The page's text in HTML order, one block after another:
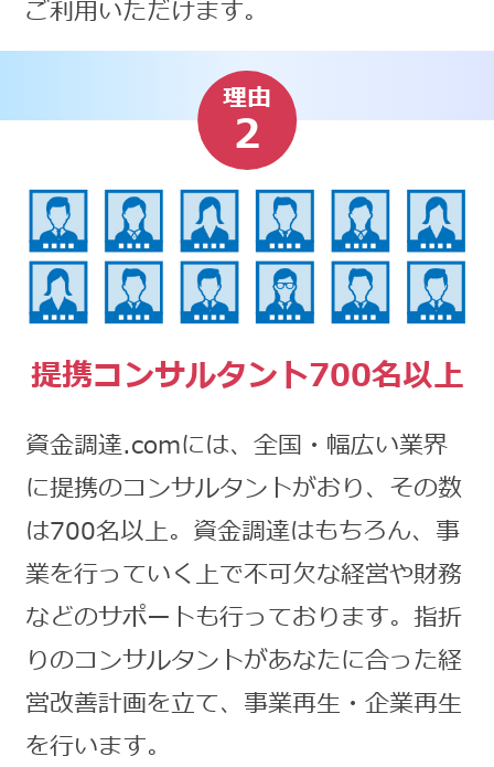
ご利用いただけます。
理由
2
提携コンサルタント700名以上
資金調達.comには、全国・幅広い業界
に提携のコンサルタントがおり、その数
は700名以上。資金調達はもちろん、事
業を行っていく上で不可欠な経営や財務
などのサポートも行っております。指折
りのコンサルタントがあなたに合った経
営改善計画を立て、事業再生・企業再生
を行います。